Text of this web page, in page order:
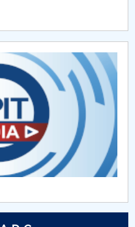
– UPB
2020
2020
2020
2020